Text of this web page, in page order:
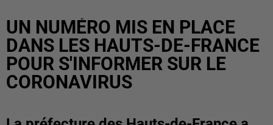
UN NUMÉRO MIS EN PLACE
DANS LES HAUTS-DE-FRANCE
POUR S'INFORMER SUR LE
CORONAVIRUS